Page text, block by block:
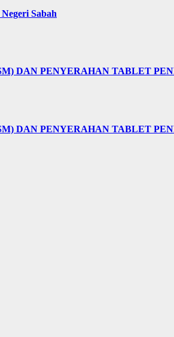
Sabah
DAN PENYERAHAN TABLET
DAN PENYERAHAN TABLET